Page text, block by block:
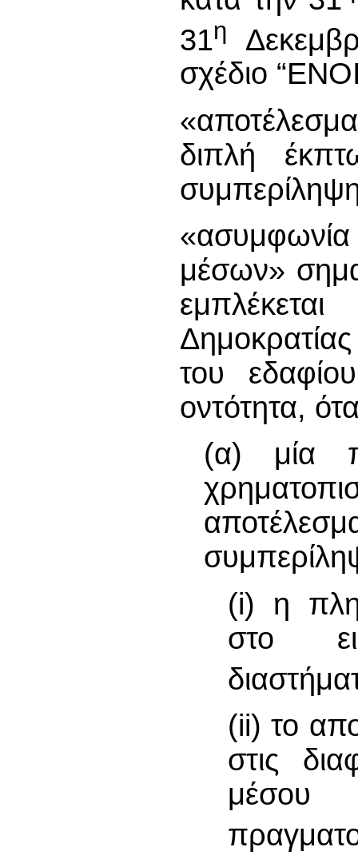
31η
σχέδιο
διπλή
μέσων»
του
οντότητα,
(α) μία
(i) η
στο
(ii) το
στις